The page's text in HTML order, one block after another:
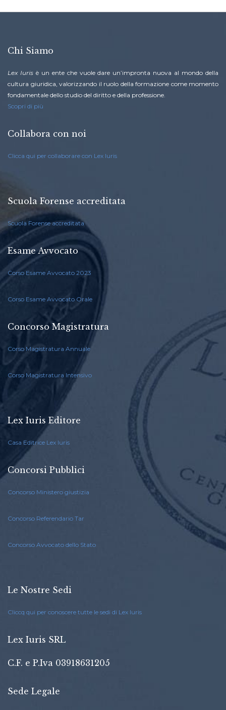
Chi Siamo
Lex Iurisè un ente che vuole dare un’impronta nuova al mondo della
cultura giuridica, valorizzando il ruolo della formazione come momento
fondamentale dello studio del diritto e della professione.
Scopri di più
Collabora con noi
Clicca qui per collaborare con Lex Iuris
Scuola Forense accreditata
Scuola Forense accreditata
Esame Avvocato
Corso Esame Avvocato 2023
Corso Esame Avvocato Orale
Concorso Magistratura
Corso Magistratura Annuale
Corso Magistratura Intensivo
Lex Iuris Editore
Casa Editrice Lex Iuris
Concorsi Pubblici
Concorso Ministero giustizia
Concorso Referendario Tar
Concorso Avvocato dello Stato
Le Nostre Sedi
Cliccq qui per conoscere tutte le sedi di Lex Iuris
Lex Iuris SRL
C.F. e P.Iva 03918631205
Sede Legale